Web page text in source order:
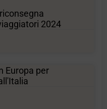
2024
Europa per